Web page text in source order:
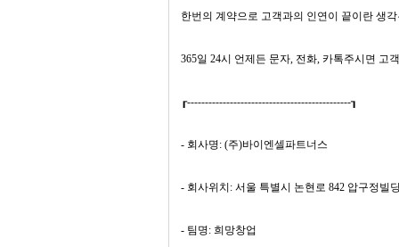
한번의 계약으로 고객과의 인연이 끝이란 생
365일 24시 언제든 문자, 전화, 카톡주시면
┎----------------------------------------------┒
- 회사명: (주)바이엔셀파트너스
- 회사위치: 서울 특별시 논현로 842 압구정빌
- 팀명: 희망창업